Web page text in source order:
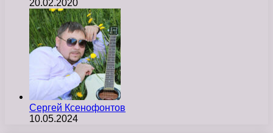
20.02.2020
Сергей Ксенофонтов
10.05.2024